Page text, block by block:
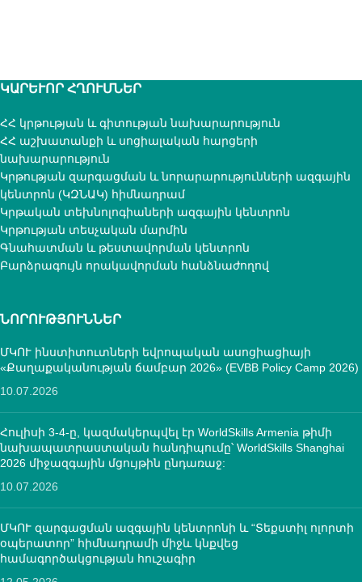
ԿԱՐԵՒՈՐ ՀՂՈՒՄՆԵՐ
ՀՀ կրթության և գիտության նախարարություն
ՀՀ աշխատանքի և սոցիալական հարցերի
նախարարություն
Կրթության զարգացման և նորարարությունների ազգային
կենտրոն (ԿԶՆԱԿ) հիմնադրամ
Կրթական տեխնոլոգիաների ազգային կենտրոն
Կրթության տեսչական մարմին
Գնահատման և թեստավորման կենտրոն
Բարձրագույն որակավորման հանձնաժողով
ՆՈՐՈՒԹՅՈՒՆՆԵՐ
ՄԿՈՒ ինստիտուտների եվրոպական ասոցիացիայի
«Քաղաքականության ճամբար 2026» (EVBB Policy Camp 2026)
10.07.2026
Հուլիսի 3-4-ը, կազմակերպվել էր WorldSkills Armenia թիմի
նախապատրաստական հանդիպումը՝ WorldSkills Shanghai
2026 միջազգային մցույթին ընդառաջ:
10.07.2026
ՄԿՈՒ զարգացման ազգային կենտրոնի և “Տեքստիլ ոլորտի
օպերատոր” հիմնադրամի միջև կնքվեց
համագործակցության հուշագիր